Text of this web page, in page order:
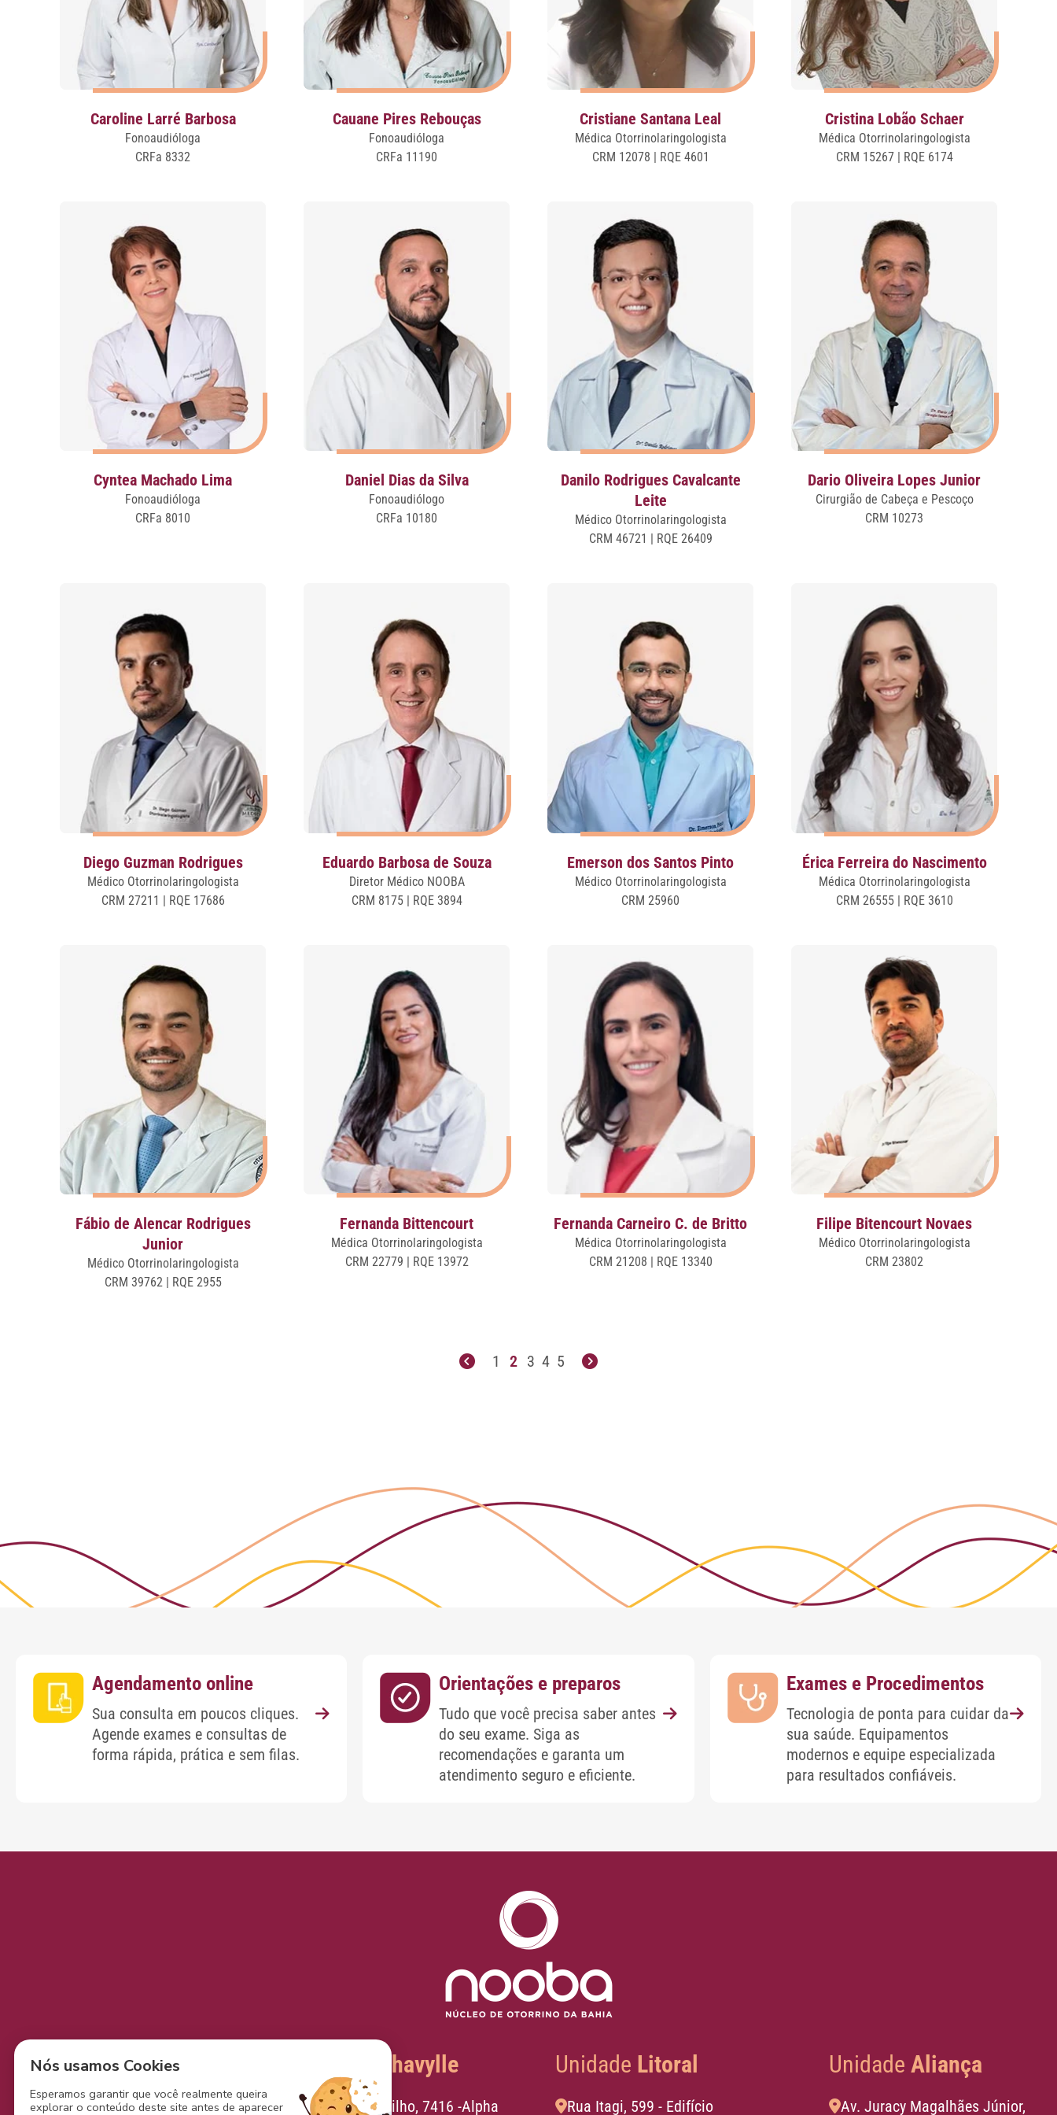
Caroline Larré Barbosa
Fonoaudióloga
CRFa 8332
Cauane Pires Rebouças
Fonoaudióloga
CRFa 11190
Cristiane Santana Leal
Médica Otorrinolaringologista
CRM 12078 | RQE 4601
Cristina Lobão Schaer
Médica Otorrinolaringologista
CRM 15267 | RQE 6174
Cyntea Machado Lima
Fonoaudióloga
CRFa 8010
Daniel Dias da Silva
Fonoaudiólogo
CRFa 10180
Danilo Rodrigues Cavalcante
Leite
Médico Otorrinolaringologista
CRM 46721 | RQE 26409
Dario Oliveira Lopes Junior
Cirurgião de Cabeça e Pescoço
CRM 10273
Diego Guzman Rodrigues
Médico Otorrinolaringologista
CRM 27211 | RQE 17686
Eduardo Barbosa de Souza
Diretor Médico NOOBA
CRM 8175 | RQE 3894
Emerson dos Santos Pinto
Médico Otorrinolaringologista
CRM 25960
Érica Ferreira do Nascimento
Médica Otorrinolaringologista
CRM 26555 | RQE 3610
Fábio de Alencar Rodrigues
Junior
Médico Otorrinolaringologista
CRM 39762 | RQE 2955
Fernanda Bittencourt
Médica Otorrinolaringologista
CRM 22779 | RQE 13972
Fernanda Carneiro C. de Britto
Médica Otorrinolaringologista
CRM 21208 | RQE 13340
Filipe Bitencourt Novaes
Médico Otorrinolaringologista
CRM 23802
1 2 3 4 5
Agendamento online
Sua consulta em poucos cliques.
Agende exames e consultas de
forma rápida, prática e sem filas.
Orientações e preparos
Tudo que você precisa saber antes
do seu exame. Siga as
recomendações e garanta um
atendimento seguro e eficiente.
Exames e Procedimentos
Tecnologia de ponta para cuidar da
sua saúde. Equipamentos
modernos e equipe especializada
para resultados confiáveis.
UnidadeIguatemi
Av. Tancredo Neves, 805A -
Alphavylle
Av. Luis Viana Filho, 7416 -Alpha
Unidade Litoral
Rua Itagi, 599 - Edifício
Unidade Aliança
Av. Juracy Magalhães Júnior,
Nós usamos Cookies
Esperamos garantir que você realmente queira
explorar o conteúdo deste site antes de aparecer